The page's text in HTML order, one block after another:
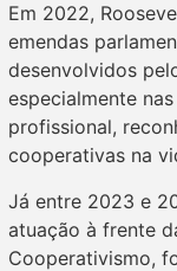
Em 2022,
emendas
desenvolvidos
especialmente
profissional,
cooperativas na
Já entre 2023 e
atuação à frente
Cooperativismo,